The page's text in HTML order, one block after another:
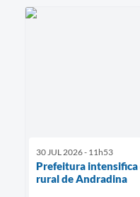
30 JUL 2026 - 11h53
Prefeitura intensifica
rural de Andradina